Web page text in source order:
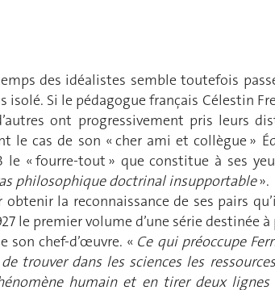
des idéalistes semble toutefois
isolé. Si le pédagogue français Célestin
ont progressivement pris leurs
le cas de son « cher ami et collègue »
le « fourre-tout » que constitue à ses
philosophique doctrinal insupportable».
la reconnaissance de ses pairs
le premier volume d’une série destinée
son chef-d’œuvre. « Ce qui préoccupe
de trouver dans les sciences les
humain et en tirer deux lignes